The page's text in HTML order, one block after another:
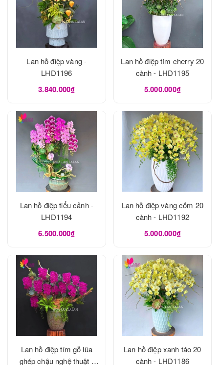
Lan hồ điệp vàng -
LHD1196
3.840.000₫
Lan hồ điệp tím cherry 20
cành - LHD1195
5.000.000₫
Lan hồ điệp tiểu cảnh -
LHD1194
6.500.000₫
Lan hồ điệp vàng cốm 20
cành - LHD1192
5.000.000₫
Lan hồ điệp tím gỗ lũa
ghép chậu nghệ thuật -
Lan hồ điệp xanh táo 20
cành - LHD1186